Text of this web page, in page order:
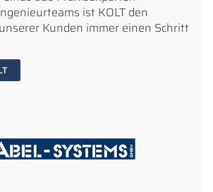
ist KOLT den
Kunden immer einen Schritt